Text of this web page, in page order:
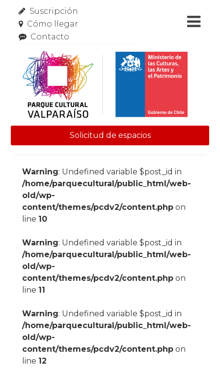
Suscripción
Cómo llegar
Contacto
Solicitud de espacios
Warning: Undefined variable $post_id in
/home/parquecultural/public_html/web-
old/wp-
content/themes/pcdv2/content.phpon
line 10
Warning: Undefined variable $post_id in
/home/parquecultural/public_html/web-
old/wp-
content/themes/pcdv2/content.phpon
line 11
Warning: Undefined variable $post_id in
/home/parquecultural/public_html/web-
old/wp-
content/themes/pcdv2/content.phpon
line 12